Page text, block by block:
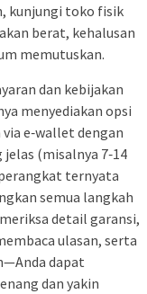
kunjungi toko fisik
berat, kehalusan
memutuskan.
dan kebijakan
menyediakan opsi
e‑wallet dengan
(misalnya 7‑14
ternyata
semua langkah
detail garansi,
ulasan, serta
dapat
dan yakin